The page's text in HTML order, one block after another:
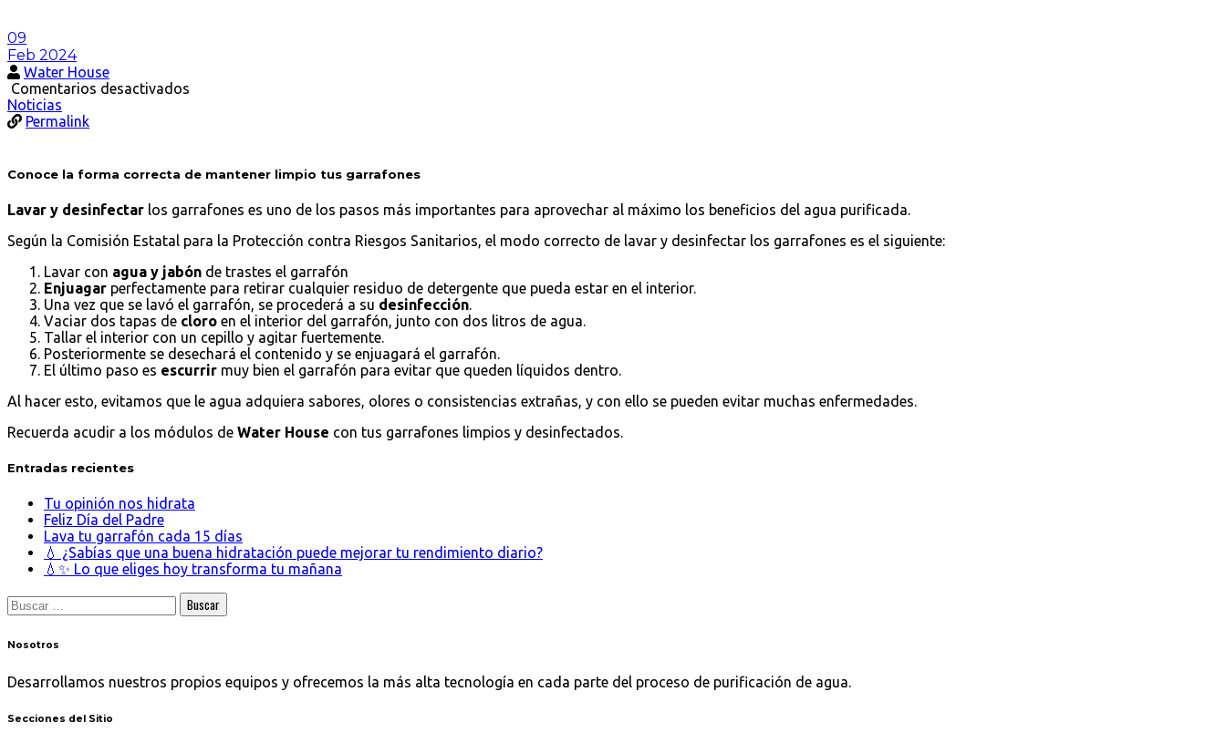
09
Feb 2024
Water House
Comentarios desactivados
de
limpio
tus
garrafones
Noticias
Permalink
Conoce la forma correcta de mantener limpio tus garrafones
Lavar y desinfectar los garrafones es uno de los pasos más importantes para aprovechar al máximo los beneficios del agua purificada.
Según la Comisión Estatal para la Protección contra Riesgos Sanitarios, el modo correcto de lavar y desinfectar los garrafones es el siguiente:
Lavar con agua y jabón de trastes el garrafón
Enjuagar perfectamente para retirar cualquier residuo de detergente que pueda estar en el interior.
Una vez que se lavó el garrafón, se procederá a su desinfección.
Vaciar dos tapas de cloro en el interior del garrafón, junto con dos litros de agua.
Tallar el interior con un cepillo y agitar fuertemente.
Posteriormente se desechará el contenido y se enjuagará el garrafón.
El último paso es escurrir muy bien el garrafón para evitar que queden líquidos dentro.
Al hacer esto, evitamos que le agua adquiera sabores, olores o consistencias extrañas, y con ello se pueden evitar muchas enfermedades.
Recuerda acudir a los módulos de Water House con tus garrafones limpios y desinfectados.
Entradas recientes
Tu opinión nos hidrata
Feliz Día del Padre
Lava tu garrafón cada 15 días
💧 ¿Sabías que una buena hidratación puede mejorar tu rendimiento diario?
💧✨ Lo que eliges hoy transforma tu mañana
Buscar:
Nosotros
Desarrollamos nuestros propios equipos y ofrecemos la más alta tecnología en cada parte del proceso de purificación de agua.
Secciones del Sitio